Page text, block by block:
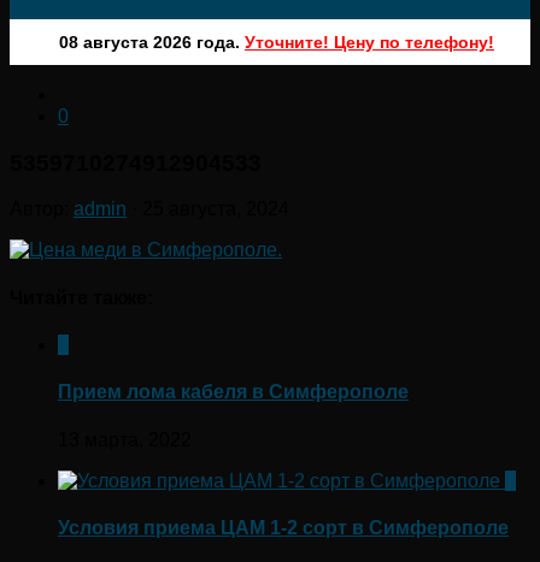
08 августа 2026 года. Уточните! Цену по телефону!
0
admin
Прием лома кабеля в Симферополе
Условия приема ЦАМ 1-2 сорт в Симферополе